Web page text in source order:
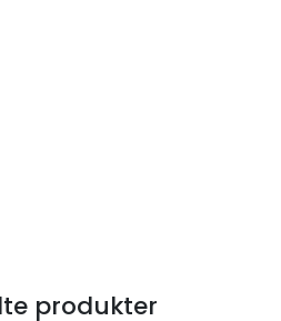
produkter